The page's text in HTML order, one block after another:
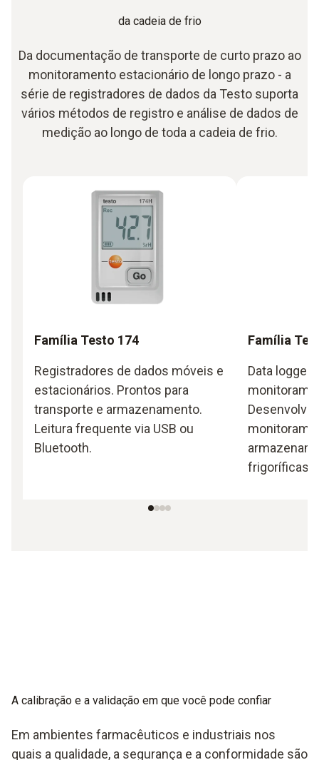
da cadeia de frio
Da documentação de transporte de curto prazo ao
monitoramento estacionário de longo prazo - a
série de registradores de dados da Testo suporta
vários métodos de registro e análise de dados de
medição ao longo de toda a cadeia de frio.
Família Testo 174
Registradores de dados móveis e
estacionários. Prontos para
transporte e armazenamento.
Leitura frequente via USB ou
Bluetooth.
Família
Data
frigoríficas.
A calibração e a validação em que você pode confiar
Em ambientes farmacêuticos e industriais nos
quais a qualidade, a segurança e a conformidade são